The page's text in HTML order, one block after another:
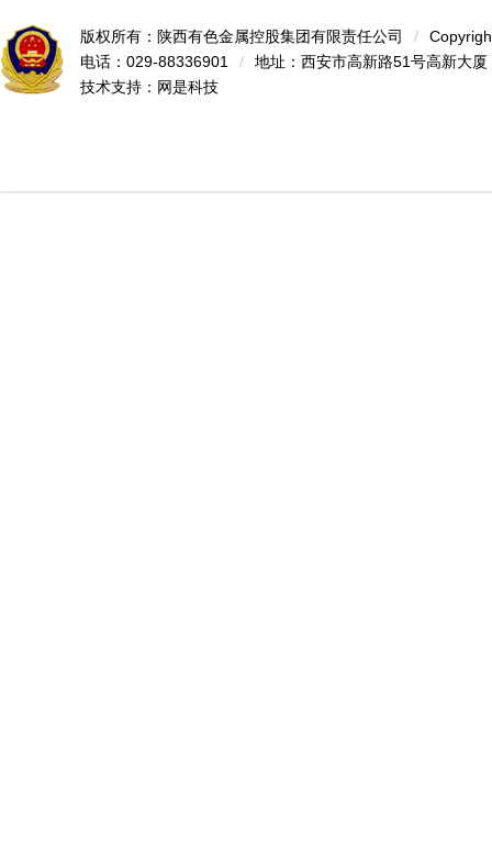
版权所有：陕西有色金属控股集团有限责任公司 /
电话：029-88336901
/
地址：西安市高新路51号高新大厦
技术支持： 网是科技